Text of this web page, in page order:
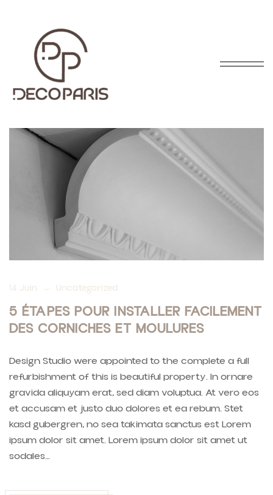
14 Juin Uncategorized
5 ÉTAPES POUR INSTALLER FACILEMENT
DES CORNICHES ET MOULURES
Design Studio were appointed to the complete a full
refurbishment of this is beautiful property. In ornare
gravida aliquyam erat, sed diam voluptua. At vero eos
et accusam et justo duo dolores et ea rebum. Stet
kasd gubergren, no sea takimata sanctus est Lorem
ipsum dolor sit amet. Lorem ipsum dolor sit amet ut
sodales…